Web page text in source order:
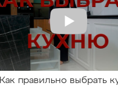
Как правильно выбрать